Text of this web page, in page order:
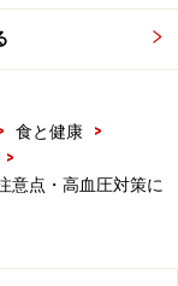
多いから危
ると、体内の水
り、高血圧の原
くなるなどの原
食と健康
>
>
意点・高血圧対策に